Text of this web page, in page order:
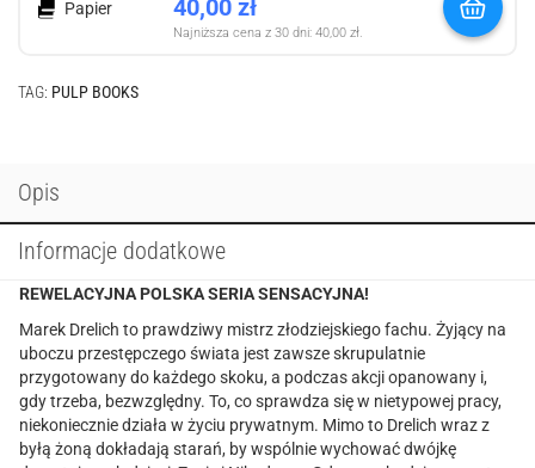
Papier 40,00 zł
Najniższa cena z 30 dni: 40,00 zł.
TAG: PULP BOOKS
Opis
Informacje dodatkowe
REWELACYJNA POLSKA SERIA SENSACYJNA!
Marek Drelich to prawdziwy mistrz złodziejskiego fachu. Żyjący na
uboczu przestępczego świata jest zawsze skrupulatnie
przygotowany do każdego skoku, a podczas akcji opanowany i,
gdy trzeba, bezwzględny. To, co sprawdza się w nietypowej pracy,
niekonieczniedziała w życiu prywatnym. Mimo to Drelich wraz z
byłą żoną dokładają starań, by wspólnie wychować dwójkę